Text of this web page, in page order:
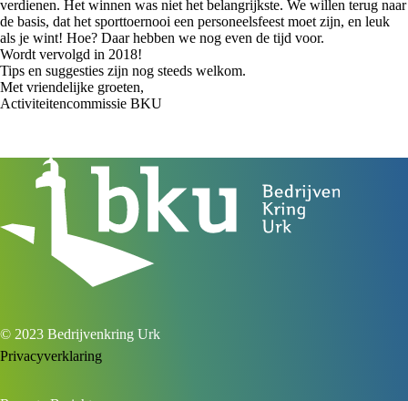
verdienen. Het winnen was niet het belangrijkste. We willen terug naar
de basis, dat het sporttoernooi een personeelsfeest moet zijn, en leuk
als je wint! Hoe? Daar hebben we nog even de tijd voor.
Wordt vervolgd in 2018!
Tips en suggesties zijn nog steeds welkom.
Met vriendelijke groeten,
Activiteitencommissie BKU
© 2023 Bedrijvenkring Urk
Privacyverklaring